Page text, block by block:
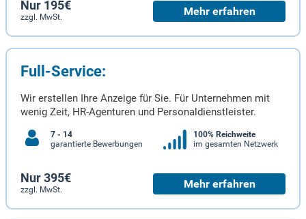
Nur 195€
zzgl. MwSt. Mehr erfahren
Full-Service:
Wir erstellen Ihre Anzeige für Sie. Für Unternehmen mit
wenig Zeit, HR-Agenturen und Personaldienstleister.
7 - 14
garantierte Bewerbungen
100% Reichweite
im gesamten Netzwerk
Nur 395€
zzgl. MwSt. Mehr erfahren